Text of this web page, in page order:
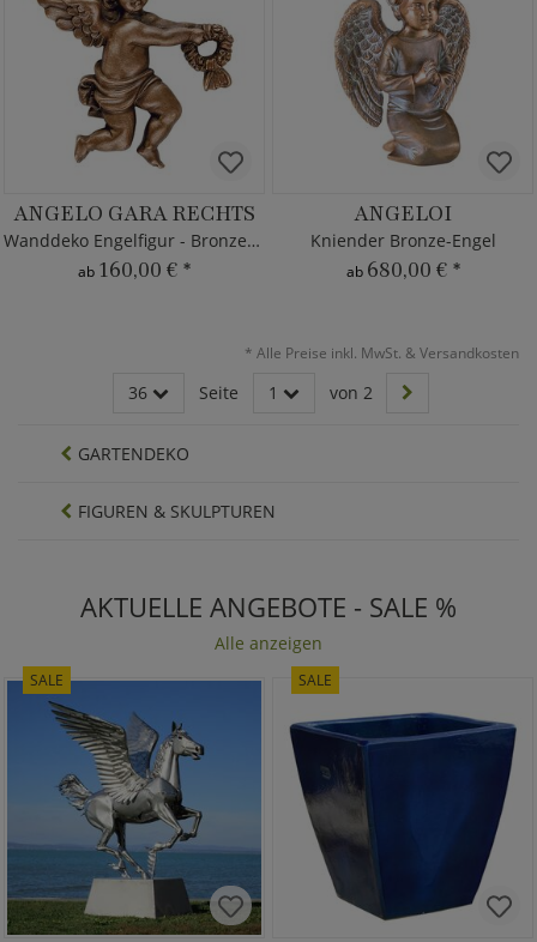
ANGELO GARA RECHTS
Wanddeko Engelfigur - Bronze/Alu
ab 160,00 € *
ANGELOI
Kniender Bronze-Engel
ab 680,00 € *
* Alle Preise inkl. MwSt. & Versandkosten
36 Seite 1 von 2
GARTENDEKO
FIGUREN & SKULPTUREN
AKTUELLE ANGEBOTE - SALE %
Alle anzeigen
SALE SALE